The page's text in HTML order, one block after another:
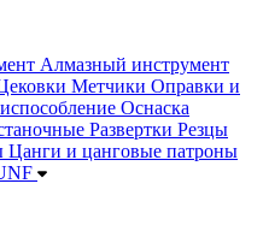
Алмазный инструмент
Метчики Оправки и
Оснаска
Развертки Резцы
Цанги и цанговые патроны